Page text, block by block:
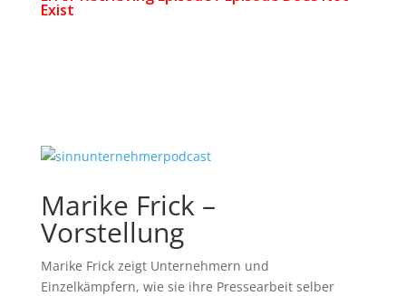
Marike Frick –
Vorstellung
Marike Frick zeigt Unternehmern und
Einzelkämpfern, wie sie ihre Pressearbeit selber